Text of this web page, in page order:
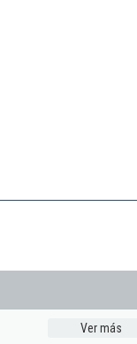
Ver más